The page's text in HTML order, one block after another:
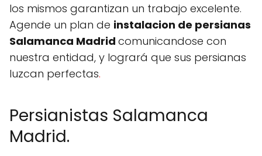
los mismos garantizan un trabajo excelente.
Agende un plan de instalacion de persianas
Salamanca Madrid comunicandose con
nuestra entidad, y logrará que sus persianas
luzcan perfectas.
Persianistas Salamanca
Madrid.